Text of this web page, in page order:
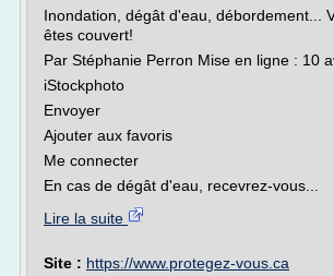
Inondation, dégât d'eau, débordement...
êtes couvert!
Par Stéphanie Perron Mise en ligne : 10
iStockphoto
Envoyer
Ajouter aux favoris
Me connecter
En cas de dégât d'eau, recevrez-vous...
Lire la suite
Site : https://www.protegez-vous.ca